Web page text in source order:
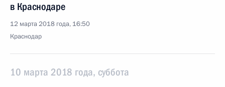
в Краснодаре
12 марта 2018 года, 16:50
Краснодар
10 марта 2018 года, суббота